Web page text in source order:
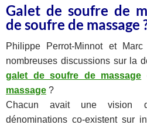
Galet de soufre de
de soufre de massage
Philippe Perrot-Minnot et
nombreuses discussions sur la
galet de soufre de massage
massage ?
Chacun avait une vision
dénominations co-existent sur